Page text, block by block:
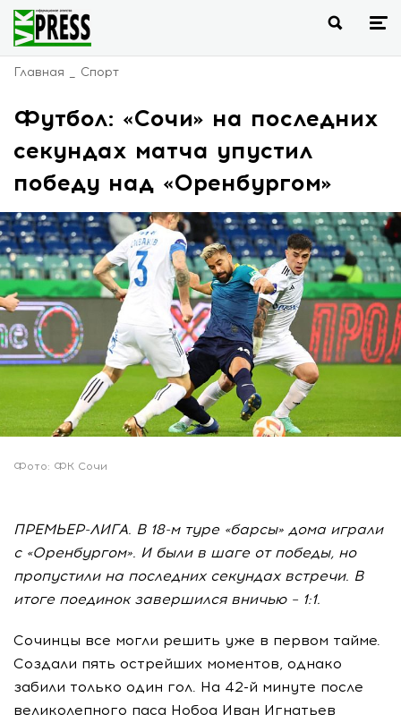
Главная Спорт
Футбол: «Сочи» на последних
секундах матча упустил
победу над «Оренбургом»
Фото: ФК Сочи
ПРЕМЬЕР-ЛИГА. В 18-м туре «барсы» дома играли
с «Оренбургом». И были в шаге от победы, но
пропустили на последних секундах встречи. В
итоге поединок завершился вничью – 1:1.
Сочинцы все могли решить уже в первом тайме.
Создали пять острейших моментов, однако
забили только один гол. На 42-й минуте после
великолепного паса Нобоа Иван Игнатьев